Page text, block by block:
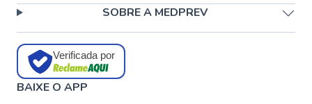
SOBRE A MEDPREV
Verificada por
BAIXE O APP